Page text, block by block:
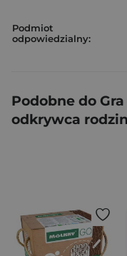
Podmiot
odpowiedzialny:
Podobne do
odkrywca